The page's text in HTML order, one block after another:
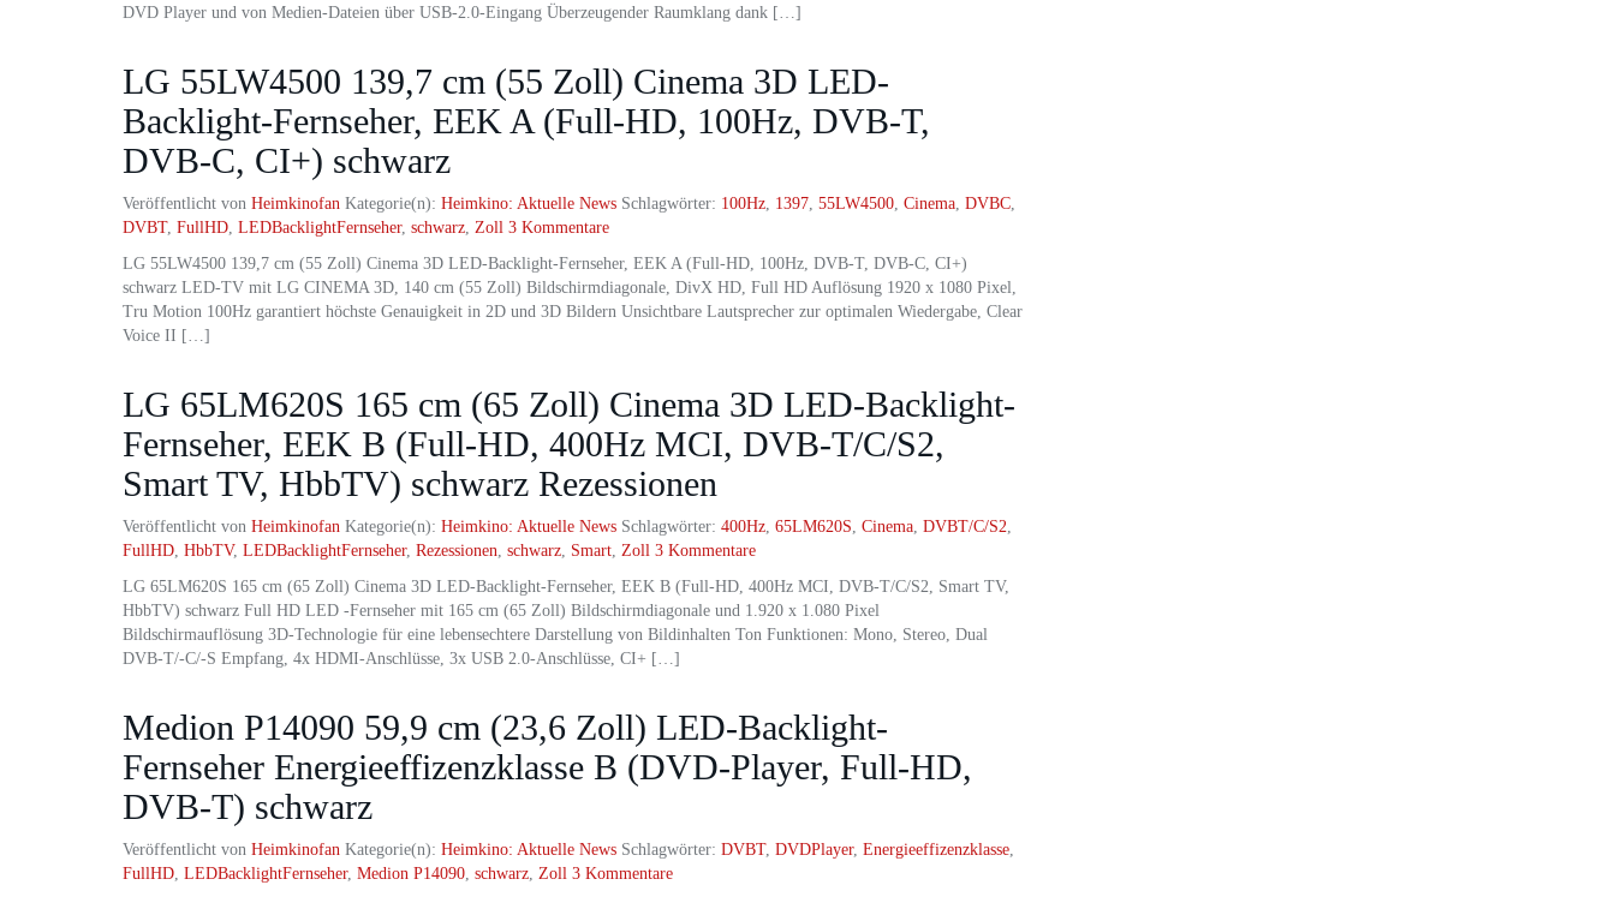
DVD Player und von Medien-Dateien über USB-2.0-Eingang Überzeugender Raumklang dank […]
LG 55LW4500 139,7 cm (55 Zoll) Cinema 3D LED-
Backlight-Fernseher, EEK A (Full-HD, 100Hz, DVB-T,
DVB-C, CI+) schwarz
Veröffentlicht von Heimkinofan Kategorie(n): Heimkino: Aktuelle News Schlagwörter: 100Hz, 1397, 55LW4500, Cinema, DVBC,
DVBT, FullHD, LEDBacklightFernseher, schwarz, Zoll 3 Kommentare
LG 55LW4500 139,7 cm (55 Zoll) Cinema 3D LED-Backlight-Fernseher, EEK A (Full-HD, 100Hz, DVB-T, DVB-C, CI+)
schwarz LED-TV mit LG CINEMA 3D, 140 cm (55 Zoll) Bildschirmdiagonale, DivX HD, Full HD Auflösung 1920 x 1080 Pixel,
Tru Motion 100Hz garantiert höchste Genauigkeit in 2D und 3D Bildern Unsichtbare Lautsprecher zur optimalen Wiedergabe, Clear
Voice II […]
LG 65LM620S 165 cm (65 Zoll) Cinema 3D LED-Backlight-
Fernseher, EEK B (Full-HD, 400Hz MCI, DVB-T/C/S2,
Smart TV, HbbTV) schwarz Rezessionen
Veröffentlicht von Heimkinofan Kategorie(n): Heimkino: Aktuelle News Schlagwörter: 400Hz, 65LM620S, Cinema, DVBT/C/S2,
FullHD, HbbTV, LEDBacklightFernseher, Rezessionen, schwarz, Smart, Zoll 3 Kommentare
LG 65LM620S 165 cm (65 Zoll) Cinema 3D LED-Backlight-Fernseher, EEK B (Full-HD, 400Hz MCI, DVB-T/C/S2, Smart TV,
HbbTV) schwarz Full HD LED -Fernseher mit 165 cm (65 Zoll) Bildschirmdiagonale und 1.920 x 1.080 Pixel
Bildschirmauflösung 3D-Technologie für eine lebensechtere Darstellung von Bildinhalten Ton Funktionen: Mono, Stereo, Dual
DVB-T/-C/-S Empfang, 4x HDMI-Anschlüsse, 3x USB 2.0-Anschlüsse, CI+ […]
Medion P14090 59,9 cm (23,6 Zoll) LED-Backlight-
Fernseher Energieeffizenzklasse B (DVD-Player, Full-HD,
DVB-T) schwarz
Veröffentlicht von Heimkinofan Kategorie(n): Heimkino: Aktuelle News Schlagwörter: DVBT, DVDPlayer, Energieeffizenzklasse,
FullHD, LEDBacklightFernseher, Medion P14090, schwarz, Zoll 3 Kommentare